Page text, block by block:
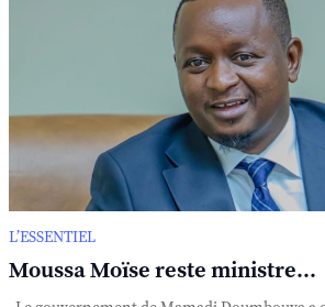
L’ESSENTIEL
Moussa Moïse reste ministre...